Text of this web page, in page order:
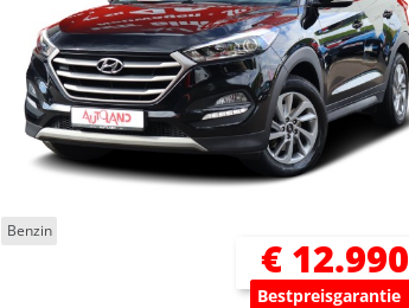
Benzin
€ 12.990
Bestpreisgarantie